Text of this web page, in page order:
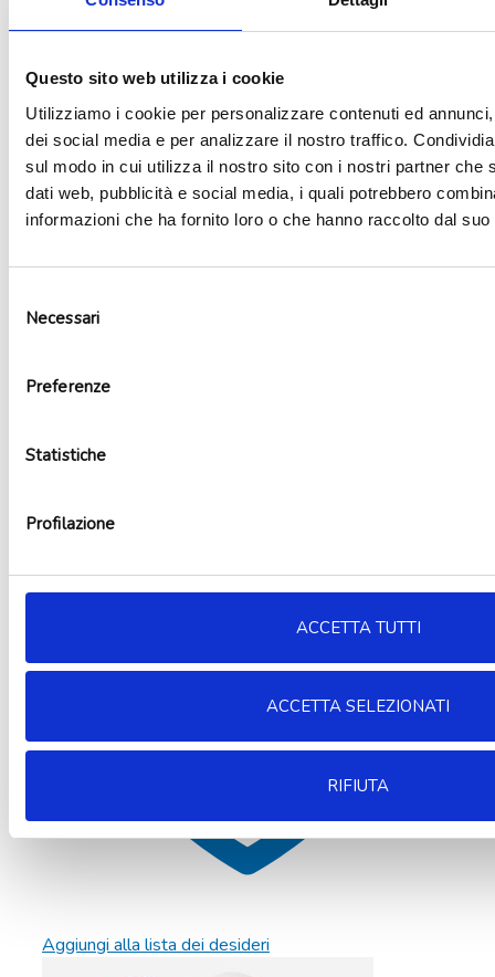
Questo sito web utilizza i cookie
Utilizziamo i cookie per personalizzare contenuti ed
dei social media e per analizzare il nostro traffico.
sul modo in cui utilizza il nostro sito con i nostri partner che
dati web, pubblicità e social media, i quali potrebbero
informazioni che ha fornito loro o che hanno raccolto dal
delNecessari
Preferenze
Statistiche
Profilazione
ACCETTA TUTTI
ACCETTA SELEZIONATI
RIFIUTA
Aggiungi alla lista dei desideri
19,90€
Aggiungi alla lista dei desideri